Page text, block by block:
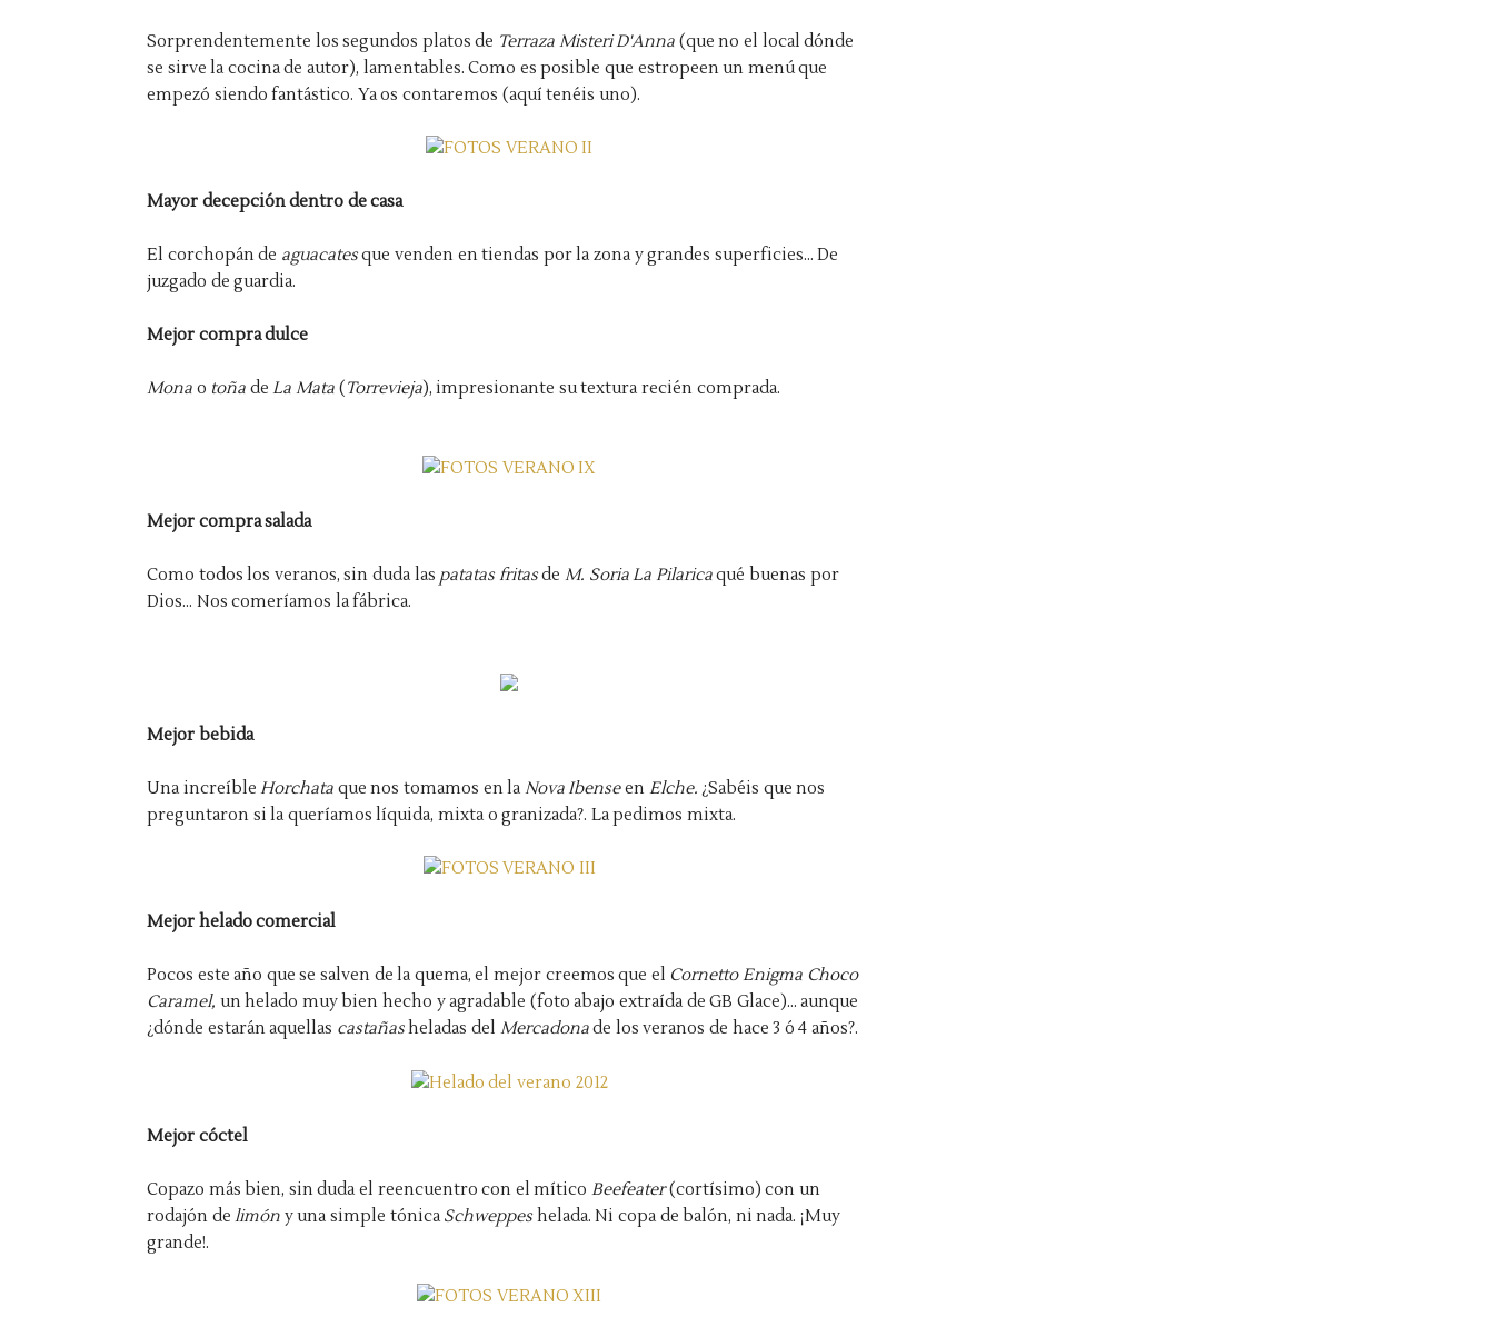
Sorprendentemente los segundos platos de Terraza Misteri D'Anna (que no el local dónde
se sirve la cocina de autor), lamentables. Como es posible que estropeen un menú que
empezó siendo fantástico. Ya os contaremos (aquí tenéis uno).
Mayor decepción dentro de casa
El corchopán de aguacatesque venden en tiendas por la zona y grandes superficies... De
juzgado de guardia.
Mejor compra dulce
Mona o toña deLa Mata (Torrevieja), impresionante su textura recién comprada.
Mejor compra salada
Como todos los veranos, sin duda las patatas fritasdeM. Soria La Pilaricaqué buenas por
Dios... Nos comeríamos la fábrica.
Mejor bebida
Una increíbleHorchata que nos tomamos en la Nova Ibenseen Elche.¿Sabéis que nos
preguntaron si la queríamos líquida, mixta o granizada?. La pedimos mixta.
Mejor helado comercial
Pocos este año que se salven de la quema, el mejor creemos que el Cornetto Enigma Choco
Caramel, un helado muy bien hecho y agradable (foto abajo extraída de GB Glace)... aunque
¿dónde estarán aquellas castañasheladas del Mercadonade los veranos de hace 3 ó 4 años?.
Mejor cóctel
Copazo más bien, sin duda el reencuentro con el mítico Beefeater(cortísimo) con un
rodajón delimón y una simple tónica Schweppeshelada. Ni copa de balón, ni nada. ¡Muy
grande!.